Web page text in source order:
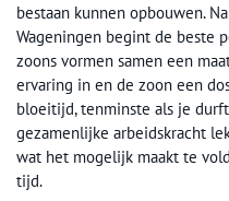
bestaan kunnen opbouwen.
Wageningen begint de beste
zoons vormen samen een
ervaring in en de zoon een
bloeitijd, tenminste als je
gezamenlijke arbeidskracht
wat het mogelijk maakt te
tijd.